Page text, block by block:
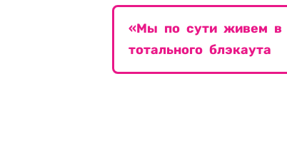
«Мы по сути живем в
тотального блэкаута